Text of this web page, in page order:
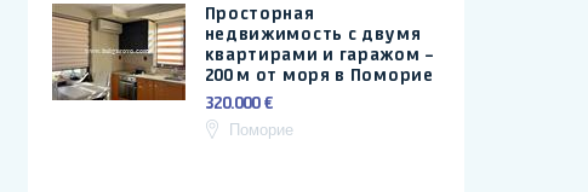
Просторная
недвижимость с двумя
квартирами и гаражом –
200 м от моря в Поморие
320.000 €
Поморие